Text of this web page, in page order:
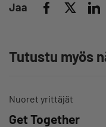
Jaa
Tutustu myös
Nuoret yrittäjät
Get Together